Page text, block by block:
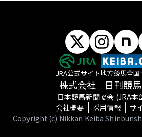
JRA公式サイト地方競馬全国
株式会社 日刊競
日本競馬新聞協会 (JRA本
会社概要
採用情報
サ
Copyright (c) Nikkan Keiba